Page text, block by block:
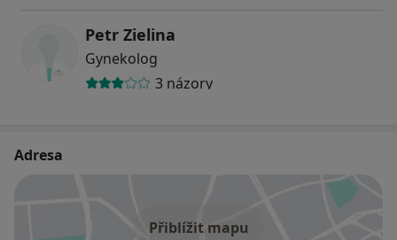
Petr Zielina
Gynekolog
3 názory
Adresa
Přiblížit mapu